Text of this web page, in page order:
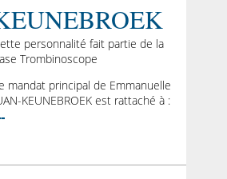
personnalité fait partie de la
Trombinoscope
mandat principal de Emmanuelle
KEUNEBROEK est rattaché à :